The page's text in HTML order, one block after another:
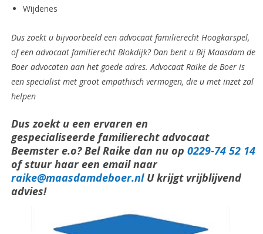
Wijdenes
Dus zoekt u bijvoorbeeld een advocaat familierecht Hoogkarspel,
of een advocaat familierecht Blokdijk? Dan bent u Bij Maasdam de
Boer advocaten aan het goede adres. Advocaat Raike de Boer is
een specialist met groot empathisch vermogen, die u met inzet zal
helpen
Dus zoekt u een ervaren en
gespecialiseerde familierecht advocaat
Beemster e.o? Bel Raike dan nu op 0229-74 52 14
of stuur haar een email naar
raike@maasdamdeboer.nl U krijgt vrijblijvend
advies!